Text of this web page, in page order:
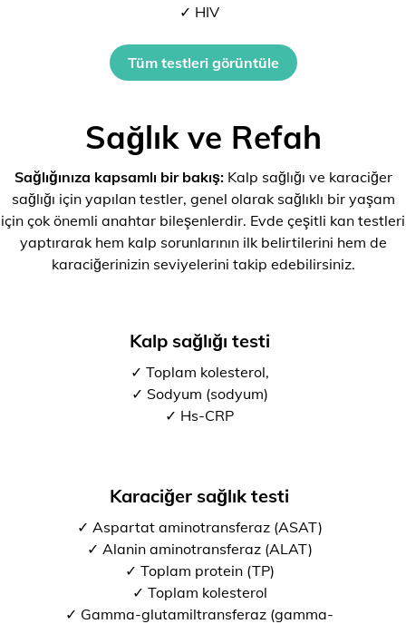
✓ HIV
Tüm testleri görüntüle
Sağlık ve Refah
Sağlığınıza kapsamlı bir bakış:Kalp sağlığı ve karaciğer
sağlığı için yapılan testler, genel olarak sağlıklı bir yaşam
için çok önemli anahtar bileşenlerdir. Evde çeşitli kan testleri
yaptırarak hem kalp sorunlarının ilk belirtilerini hem de
karaciğerinizin seviyelerini takip edebilirsiniz.
Kalp sağlığı testi
✓ Toplam kolesterol,
✓ Sodyum (sodyum)
✓ Hs-CRP
Karaciğer sağlık testi
✓ Aspartat aminotransferaz (ASAT)
✓ Alanin aminotransferaz (ALAT)
✓ Toplam protein (TP)
✓ Toplam kolesterol
✓ Gamma-glutamiltransferaz (gamma-